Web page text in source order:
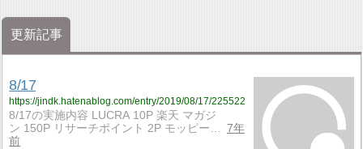
更新記事
8/17
https://jindk.hatenablog.com/entry/2019/08/17/225522
8/17の実施内容 LUCRA 10P 楽天 マガジ
ン 150P リサーチポイント 2P モッピー…
7年
前